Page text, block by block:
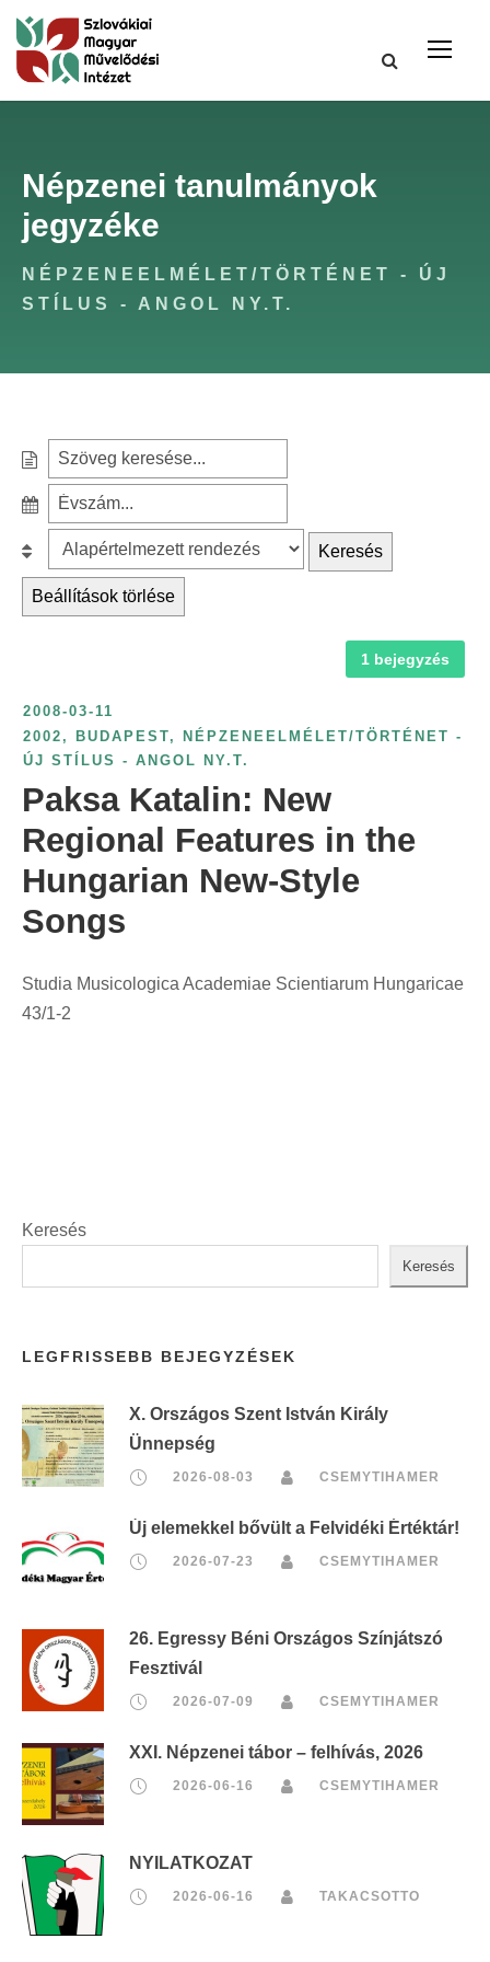
Népzenei tanulmányok
jegyzéke
NÉPZENEELMÉLET/TÖRTÉNET - ÚJ
STÍLUS - ANGOL NY.T.
e
c
h
:
z
é
v
s
z
á
s
z
e
e
s
l
á
:
Keresés
Beállítások törlése
1 bejegyzés
2008-03-11
2002 , BUDAPEST, NÉPZENEELMÉLET/TÖRTÉNET -
ÚJ STÍLUS - ANGOL NY.T.
Paksa Katalin: New
Regional Features in the
Hungarian New-Style
Songs
Studia Musicologica Academiae Scientiarum Hungaricae
43/1-2
Keresés
Keresés
LEGFRISSEBB BEJEGYZÉSEK
X. Országos Szent István Király
Ünnepség
2026-08-03 CSEMYTIHAMER
Új elemekkel bővült a Felvidéki Értéktár!
2026-07-23 CSEMYTIHAMER
26. Egressy Béni Országos Színjátszó
Fesztivál
2026-07-09 CSEMYTIHAMER
XXI. Népzenei tábor – felhívás, 2026
2026-06-16 CSEMYTIHAMER
NYILATKOZAT
2026-06-16 TAKACSOTTO